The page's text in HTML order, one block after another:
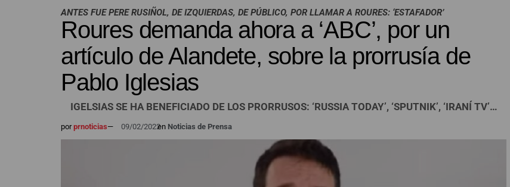
ANTES FUE PERE RUSIÑOL, DE IZQUIERDAS, DE PÚBLICO, POR LLAMAR A ROURES: ‘ESTAFADOR’
Roures demanda ahora a ‘ABC’, por un
artículo de Alandete, sobre la prorrusía de
Pablo Iglesias
IGELSIAS SE HA BENEFICIADO DE LOS PRORRUSOS: ‘RUSSIA TODAY’, ‘SPUTNIK’, ‘IRANÍ TV’…
porprnoticias— 09/02/2022en Noticias de Prensa